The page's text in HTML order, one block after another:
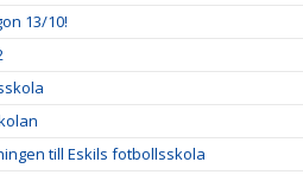
13/10!
till Eskils fotbollsskola